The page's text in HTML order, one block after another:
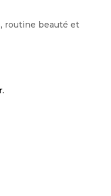
routine beauté et